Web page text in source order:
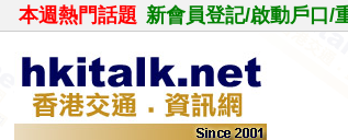
本週熱門話題 新會員登記/啟動戶口/